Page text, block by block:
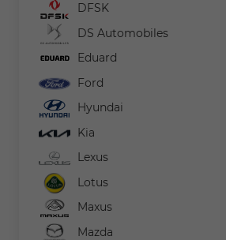
DFSK
DS Automobiles
Eduard
Ford
Hyundai
Kia
Lexus
Lotus
Maxus
Mazda